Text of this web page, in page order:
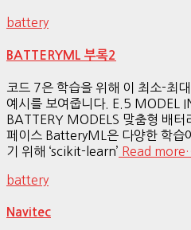
battery
BATTERYML 부록2
코드 7은 학습을 위해 이 최소-최
예시를 보여줍니다. E.5 MODEL
BATTERY MODELS 맞춤형 배터
페이스 BatteryML은 다양한 학습
기 위해 ‘scikit-learn’ Read
battery
Navitec